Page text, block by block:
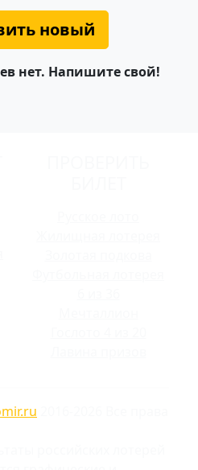
новый
нет. Напишите свой!